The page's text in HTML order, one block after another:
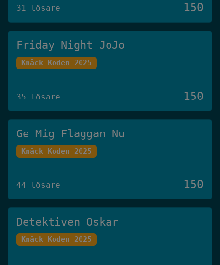
31 lösare 150
Friday Night JoJo
Knäck Koden 2025
35 lösare 150
Ge Mig Flaggan Nu
Knäck Koden 2025
44 lösare 150
Detektiven Oskar
Knäck Koden 2025